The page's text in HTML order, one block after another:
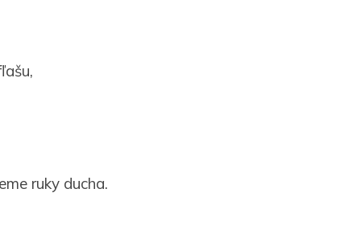
ruky ducha.